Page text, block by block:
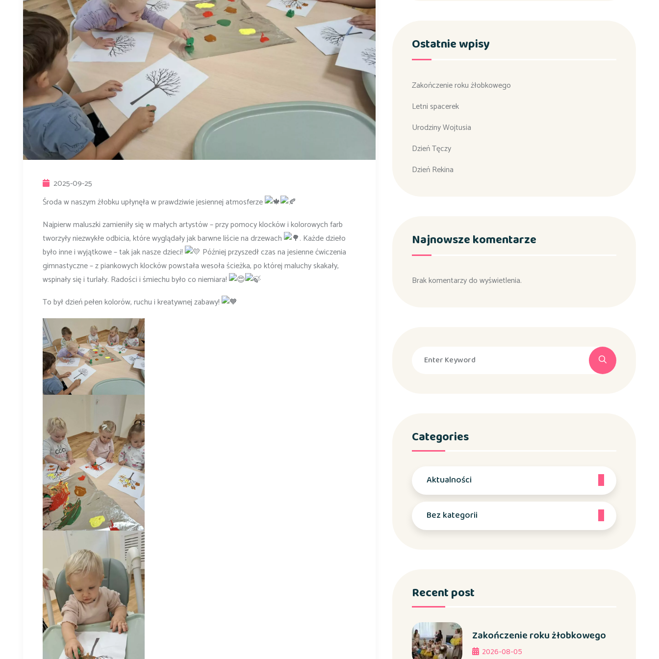
2025-09-25
Środa w naszym żłobku upłynęła w prawdziwie jesiennej atmosferze
Najpierw maluszki zamieniły się w małych artystów – przy pomocy klocków i kolorowych farb
tworzyły niezwykłe odbicia, które wyglądały jak barwne liście na drzewach
. Każde dzieło
było inne i wyjątkowe – tak jak nasze dzieci!
Później przyszedł czas na jesienne ćwiczenia
gimnastyczne – z piankowych klocków powstała wesoła ścieżka, po której maluchy skakały,
wspinały się i turlały. Radości i śmiechu było co niemiara!
To był dzień pełen kolorów, ruchu i kreatywnej zabawy!
Ostatnie wpisy
Zakończenie roku żłobkowego
Letni spacerek
Urodziny Wojtusia
Dzień Tęczy
Dzień Rekina
Najnowsze komentarze
Brak komentarzy do wyświetlenia.
Categories
Aktualności
Bez kategorii
Recent post
Zakończenie roku żłobkowego
2026-08-05